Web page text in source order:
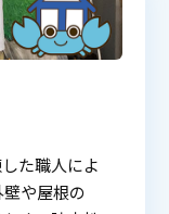
た職人によ
や屋根の